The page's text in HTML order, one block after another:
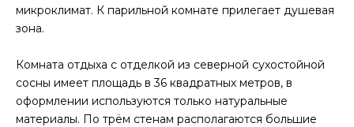
микроклимат. К парильной комнате прилегает душевая
зона.
Комната отдыха с отделкой из северной сухостойной
сосны имеет площадь в 36 квадратных метров, в
оформлении используются только натуральные
материалы. По трём стенам располагаются большие